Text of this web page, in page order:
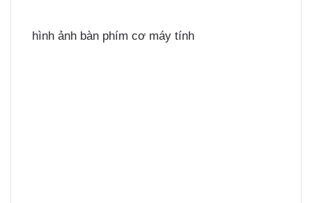
hình ảnh bàn phím cơ máy tính